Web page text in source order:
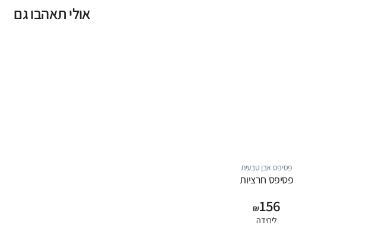
אולי תאהבו גם
פסיפס אבן טבעית
פסיפס חרציות
₪156
ליחידה